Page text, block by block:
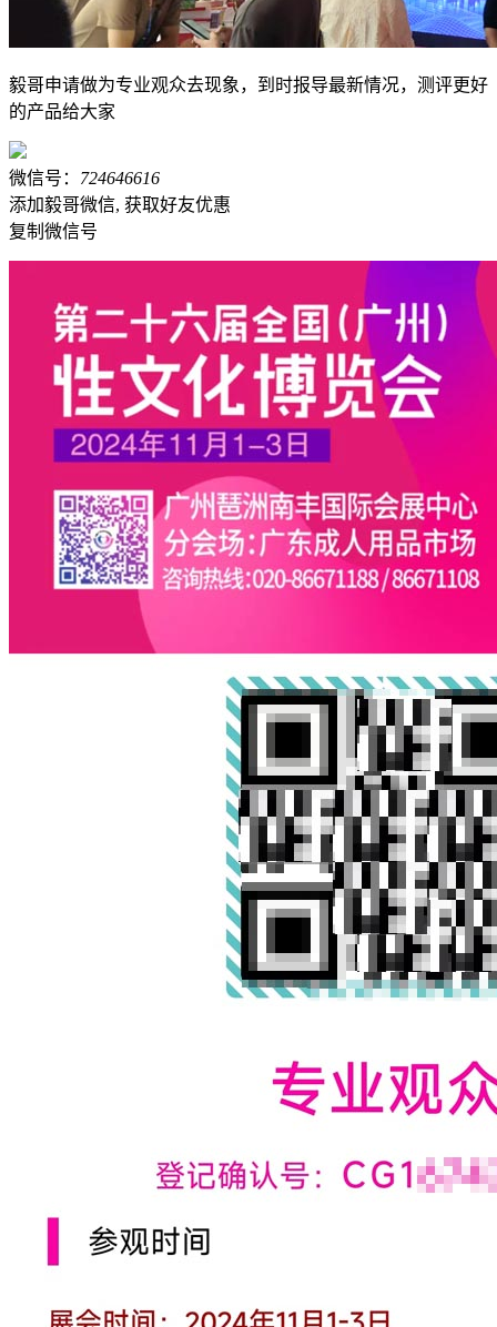
毅哥申请做为专业观众去现象，到时报导最新情况，测评更好
的产品给大家
微信号： 724646616
添加毅哥微信, 获取好友优惠
复制微信号